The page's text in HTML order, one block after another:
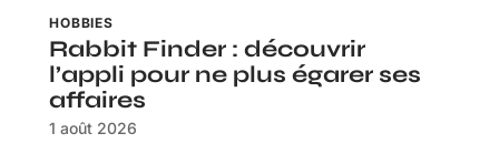
HOBBIES
Rabbit Finder : découvrir
l’appli pour ne plus égarer ses
affaires
1 août 2026